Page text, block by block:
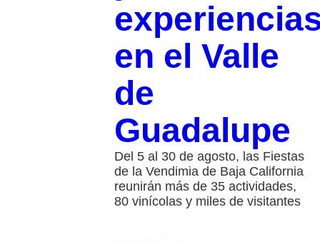
en el Valle
de
Guadalupe
Del 5 al 30 de agosto, las Fiestas
de la Vendimia de Baja California
reunirán más de 35 actividades,
80 vinícolas y miles de visitantes